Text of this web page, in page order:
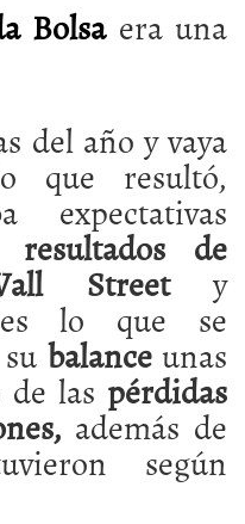
Bolsa era una
del año y vaya
que resultó,
expectativas
resultados de
Streety
lo que se
balanceunas
las pérdidas
además de
según